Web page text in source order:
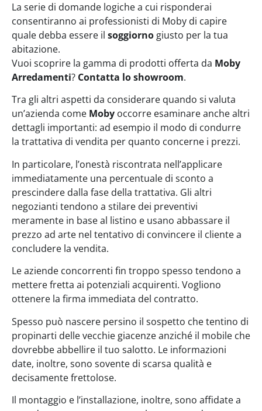
La serie di domande logiche a cui risponderai
consentiranno ai professionisti di Moby di capire
quale debba essere il soggiorno giusto per la tua
abitazione.
Vuoi scoprire la gamma di prodotti offerta da Moby
Arredamenti? Contatta lo showroom.
Tra gli altri aspetti da considerare quando si valuta
un’azienda come Moby occorre esaminare anche altri
dettagli importanti: ad esempio il modo di condurre
la trattativa di vendita per quanto concerne i prezzi.
In particolare, l’onestà riscontrata nell’applicare
immediatamente una percentuale di sconto a
prescindere dalla fase della trattativa. Gli altri
negozianti tendono a stilare dei preventivi
meramente in base al listino e usano abbassare il
prezzo ad arte nel tentativo di convincere il cliente a
concludere la vendita.
Le aziende concorrenti fin troppo spesso tendono a
mettere fretta ai potenziali acquirenti. Vogliono
ottenere la firma immediata del contratto.
Spesso può nascere persino il sospetto che tentino di
propinarti delle vecchie giacenze anziché il mobile che
dovrebbe abbellire il tuo salotto. Le informazioni
date, inoltre, sono sovente di scarsa qualità e
decisamente frettolose.
Il montaggio e l’installazione, inoltre, sono affidate a